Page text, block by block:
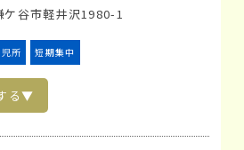
谷市軽井沢1980-1
る▼
所 短期集中